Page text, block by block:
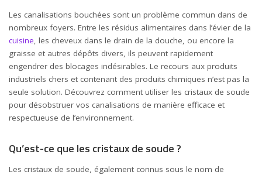
Les canalisations bouchées sont un problème commun dans de
nombreux foyers. Entre les résidus alimentaires dans l’évier de la
cuisine, les cheveux dans le drain de la douche, ou encore la
graisse et autres dépôts divers, ils peuvent rapidement
engendrer des blocages indésirables. Le recours aux produits
industriels chers et contenant des produits chimiques n’est pas la
seule solution. Découvrez comment utiliser les cristaux de soude
pour désobstruer vos canalisations de manière efficace et
respectueuse de l’environnement.
Qu’est-ce que les cristaux de soude ?
Les cristaux de soude, également connus sous le nom de